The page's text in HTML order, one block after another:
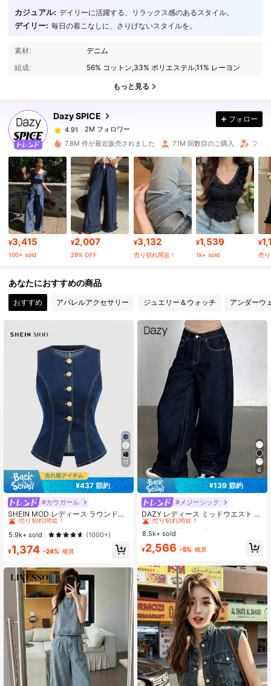
カジュアル: デイリーに活躍する、リラックス感のあるスタイル。
デイリー: 毎日の着こなしに、さりげないスタイルを。
素材:
デニム
組成:
56% コットン,33% ポリエステル,11% レーヨン
もっと見る
Dazy SPICE
2M フォロワー
4.91
2M フォロワー
r***0 は1日前に購入しました
4.91 2M フォロワー
4.91 2M フォロワー
4.91 2M フォロワー
4.91 2M フォロワー
4.91 2M フォロワー
4.91 2M フォロワー
4.91 2M フォロワー
フォロー
7.8M 件が最近販売されました 7.1M 回数目のご購入 フォ
¥3,415
100+ sold
¥2,007
29% OFF
¥3,132
売り切れ間近！
¥1,539
1k+ sold
¥
売
あなたにおすすめの商品
おすすめ アパレルアクセサリー ジュエリー＆ウォッチ アンダーウ
11
¥437 節約
#カウガール
SHEIN MOD レディース ラウンドネ
ック シングルブレスト カジュアル
ノースリーブデニムトップ
#1 ベストセラー
売り切れ間近！
#1 ベストセラー
売り切れ間近！
#1 ベストセラー
売り切れ間近！
#1 ベストセラー
売り切れ間近！
5.9k+ sold (1000+)
¥1,374 -24% 概算
6
¥139 節約
#メジーシック
DAZY レディース ミッドウエスト バ
ナナパンツ カジュアルジーンズ
#1 ベストセラー
売り切れ間近！
#1 ベストセラー
売り切れ間近！
#1 ベストセラー
売り切れ間近！
#1 ベストセラー
売り切れ間近！
8.5k+ sold
¥2,566 -5% 概算